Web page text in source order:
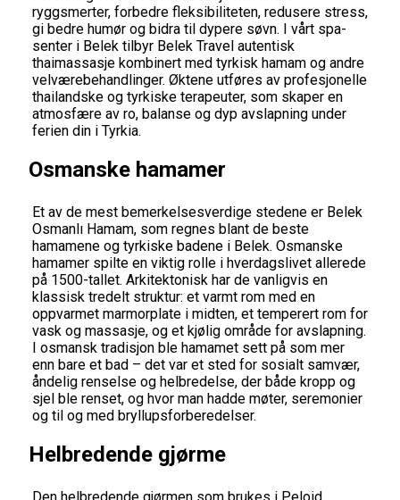
ryggsmerter, forbedre fleksibiliteten, redusere stress,
gi bedre humør og bidra til dypere søvn. I vårt spa-
senter i Belek tilbyr Belek Travel autentisk
thaimassasje kombinert med tyrkisk hamam og andre
velværebehandlinger. Øktene utføres av profesjonelle
thailandske og tyrkiske terapeuter, som skaper en
atmosfære av ro, balanse og dyp avslapning under
ferien din i Tyrkia.
Osmanske hamamer
Et av de mest bemerkelsesverdige stedene er Belek
Osmanlı Hamam, som regnes blant de beste
hamamene og tyrkiske badene i Belek. Osmanske
hamamer spilte en viktig rolle i hverdagslivet allerede
på 1500-tallet. Arkitektonisk har de vanligvis en
klassisk tredelt struktur: et varmt rom med en
oppvarmet marmorplate i midten, et temperert rom for
vask og massasje, og et kjølig område for avslapning.
I osmansk tradisjon ble hamamet sett på som mer
enn bare et bad – det var et sted for sosialt samvær,
åndelig renselse og helbredelse, der både kropp og
sjel ble renset, og hvor man hadde møter, seremonier
og til og med bryllupsforberedelser.
Helbredende gjørme